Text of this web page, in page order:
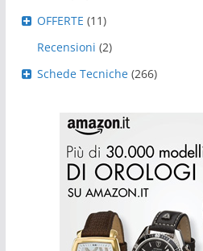
OFFERTE (11)
Recensioni (2)
Schede Tecniche (266)